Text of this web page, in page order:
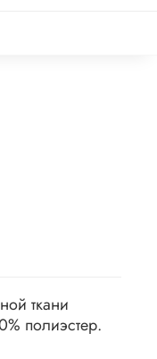
ткани
полиэстер.